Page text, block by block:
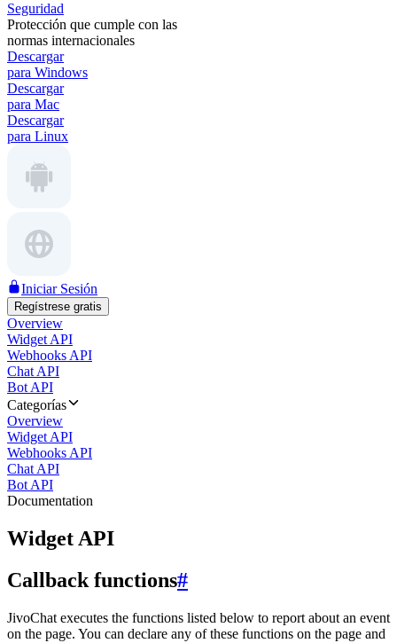
Seguridad
Protección que cumple con las
normas internacionales
Descargar
para Windows
Descargar
para Mac
Descargar
para Linux
Iniciar Sesión
Regístrese gratis
Overview
Widget API
Webhooks API
Chat API
Bot API
Categorías
Overview
Widget API
Webhooks API
Chat API
Bot API
Documentation
Widget API
Callback functions#
JivoChat executes the functions listed below to report about an event
on the page. You can declare any of these functions on the page and